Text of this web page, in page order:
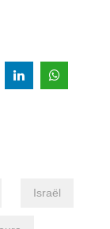
Israël